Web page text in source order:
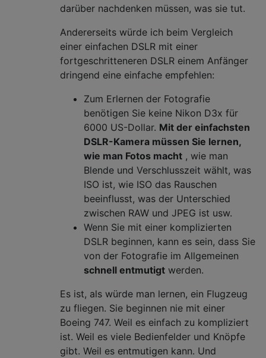
darüber nachdenken müssen, was sie tut.
Andererseits würde ich beim Vergleich
einer einfachen DSLR mit einer
fortgeschritteneren DSLR einem Anfänger
dringend eine einfache empfehlen:
Zum Erlernen der Fotografie
benötigen Sie keine Nikon D3x für
6000 US-Dollar. Mit der einfachsten
DSLR-Kamera müssen Sie lernen,
wie man Fotos macht , wie man
Blende und Verschlusszeit wählt, was
ISO ist, wie ISO das Rauschen
beeinflusst, was der Unterschied
zwischen RAW und JPEG ist usw.
Wenn Sie mit einer komplizierten
DSLR beginnen, kann es sein, dass Sie
von der Fotografie im Allgemeinen
schnell entmutigt werden.
Es ist, als würde man lernen, ein Flugzeug
zu fliegen. Sie beginnen nie mit einer
Boeing 747. Weil es einfach zu kompliziert
ist. Weil es viele Bedienfelder und Knöpfe
gibt. Weil es entmutigen kann. Und